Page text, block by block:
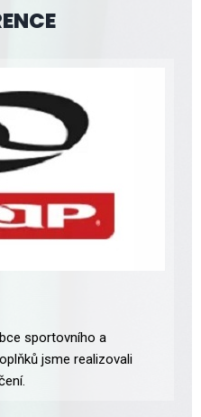
sportovního a
jsme realizovali